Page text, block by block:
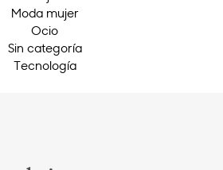
Moda mujer
Ocio
Sin categoría
Tecnología